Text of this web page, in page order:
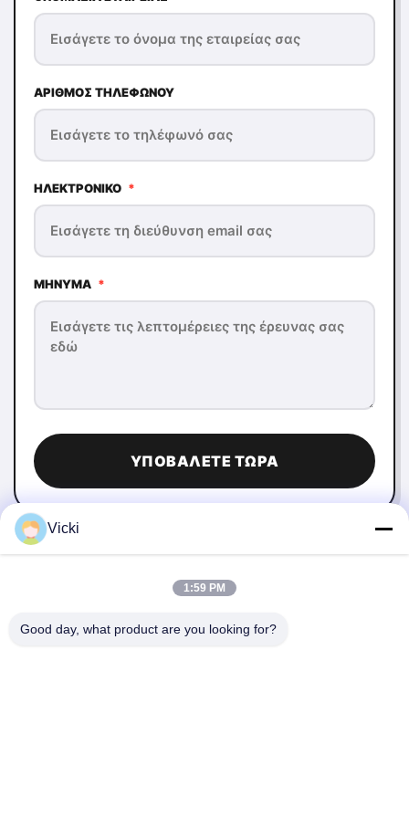
ΑΡΙΘΜΌΣ ΤΗΛΕΦΏΝΟΥ
ΗΛΕΚΤΡΟΝΙΚΌ *
ΜΉΝΥΜΑ *
ΥΠΟΒΆΛΕΤΕ ΤΏΡΑ
Vicki
1:59 PM
Good day, what product are you looking for?